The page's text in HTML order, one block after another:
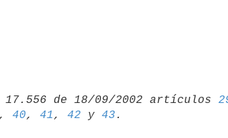
17.556 de 18/09/2002 artículos
, 40, 41 , 42 y 43